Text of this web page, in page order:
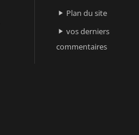
 Plan du site
 vos derniers
commentaires